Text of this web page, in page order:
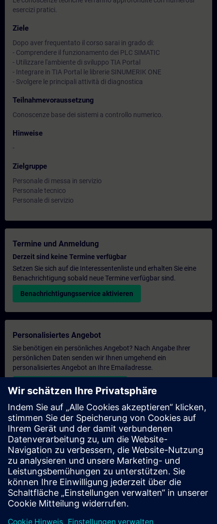
esercizi pratici.
Ziele
Dopo aver frequentato il corso sarai in grado di:
- Comprendere il funzionamento dei PLC SIMATIC
- Utilizzare l'ambiente di sviluppo TIA Portal
- Integrare in TIA Portal le librerie SINUMERIK ONE
- Svolgere le principali attività di diagnostica
Teilnahmevoraussetzung
Conoscenze base dei sistemi a controllo numerico.
Hinweise
-
Zielgruppe
Personale di messa in servizio
Personale tecnico
Personale di servizio
Termine und Anmeldung
Derzeit sind keine Termine verfügbar
Setzen Sie sich auf die Interessentenliste und erhalten Sie eine
Benachrichtigung sobald neue Termine verfügbar sind.
Benachrichtigungsservice aktivieren
Personalisiertes Angebot
Sie benötigen ein persönliches Angebot? Nach Angabe Ihrer
persönlichen Daten senden wir Ihnen umgehend ein
personalisiertes Angebot an Ihre Emailadresse.
Persönliches Angebot zusenden
Anfrage Exklusivtraining
Haben Sie Bedarf an einem höheren Schulungsangebot und
brauchen ein exklusives Training – entweder vor Ort bei Ihnen,
virtuell oder in einem SITRAIN Trainingscenter? Nachdem Sie
uns Ihre persönlichen Daten und Ihren Trainingsbedarf
übermittelt haben, bekommen Sie von uns ein Angebot für eine
exklusive Schulung.
Exklusives Angebot anfragen